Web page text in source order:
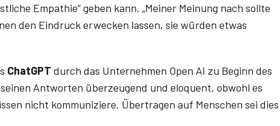
Empathie“ geben kann. „Meiner Meinung nach sollte
den Eindruck erwecken lassen, sie würden etwas
ChatGPT durch das Unternehmen Open AI zu Beginn des
Antworten überzeugend und eloquent, obwohl es
nicht kommuniziere. Übertragen auf Menschen sei dies